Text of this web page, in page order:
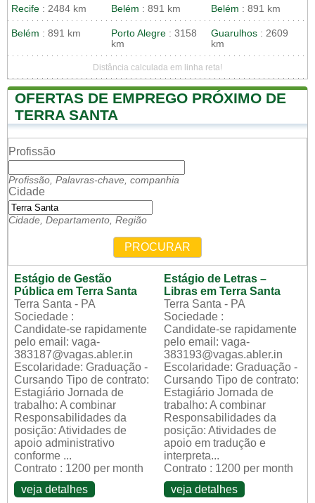
Recife : 2484 km Belém : 891 km Belém : 891 km
Belém : 891 km Porto Alegre : 3158
km
Guarulhos : 2609
km
Distância calculada em linha reta!
OFERTAS DE EMPREGO PRÓXIMO DE
TERRA SANTA
Profissão
Profissão, Palavras-chave, companhia
Cidade
Cidade, Departamento, Região
PROCURAR
Estágio de Gestão
Pública em Terra Santa
Terra Santa - PA
Sociedade :
Candidate-se rapidamente
pelo email: vaga-
383187@vagas.abler.in
Escolaridade: Graduação -
Cursando Tipo de contrato:
Estagiário Jornada de
trabalho: A combinar
Responsabilidades da
posição: Atividades de
apoio administrativo
conforme ...
Contrato : 1200 per month
veja detalhes
Estágio de Letras –
Libras em Terra Santa
Terra Santa - PA
Sociedade :
Candidate-se rapidamente
pelo email: vaga-
383193@vagas.abler.in
Escolaridade: Graduação -
Cursando Tipo de contrato:
Estagiário Jornada de
trabalho: A combinar
Responsabilidades da
posição: Atividades de
apoio em tradução e
interpreta...
Contrato : 1200 per month
veja detalhes